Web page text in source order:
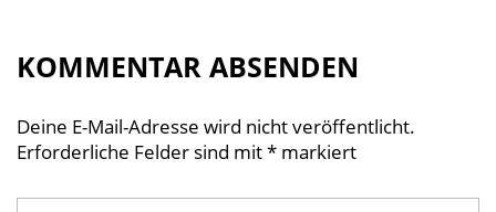
KOMMENTAR ABSENDEN
Deine E-Mail-Adresse wird nicht veröffentlicht.
Erforderliche Felder sind mit* markiert